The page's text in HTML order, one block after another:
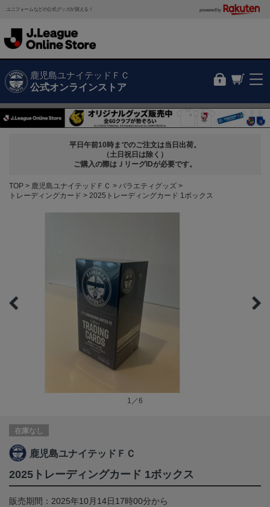
ユニフォームなどの公式グッズが買える！ powered by
鹿児島ユナイテッドＦＣ
公式オンラインストア
平日午前10時までのご注文は当日出荷。
（土日祝日は除く）
ご購入の際はＪリーグIDが必要です。
TOP 鹿児島ユナイテッドＦＣ
バラエティグッズ
トレーディングカード
2025トレーディングカード 1ボックス
1／6
在庫なし
鹿児島ユナイテッドＦＣ
2025トレーディングカード 1ボックス
販売期間：2025年10月14日17時00分から